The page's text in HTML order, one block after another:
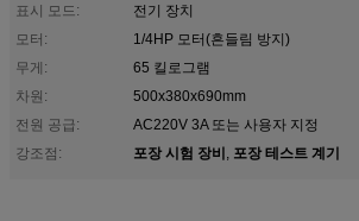
표시 모드:
전기 장치
모터:
1/4HP 모터(흔들림 방지)
무게:
65 킬로그램
차원:
500x380x690mm
전원 공급:
AC220V 3A 또는 사용자 지정
강조점:
포장 시험 장비, 포장 테스트 계기